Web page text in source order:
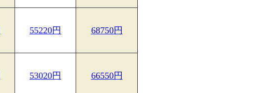
55220円 68750円
53020円 66550円